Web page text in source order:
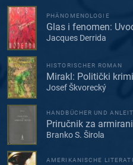
PHÄNOMENOLOGIE
Glas i fenomen:
Jacques Derrida
HISTORISCHER ROMAN
Mirakl: Politički
Josef Škvorecký
HANDBÜCHER UND
Priručnik za
Branko S. Širola
AMERIKANISCHE